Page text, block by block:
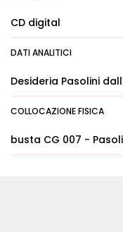
CD digital
DATI ANALITICI
Desideria Pasolini
COLLOCAZIONE FISICA
busta CG 007 -